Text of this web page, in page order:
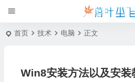
首页 技术 电脑 正文
Win8安装方法以及安装